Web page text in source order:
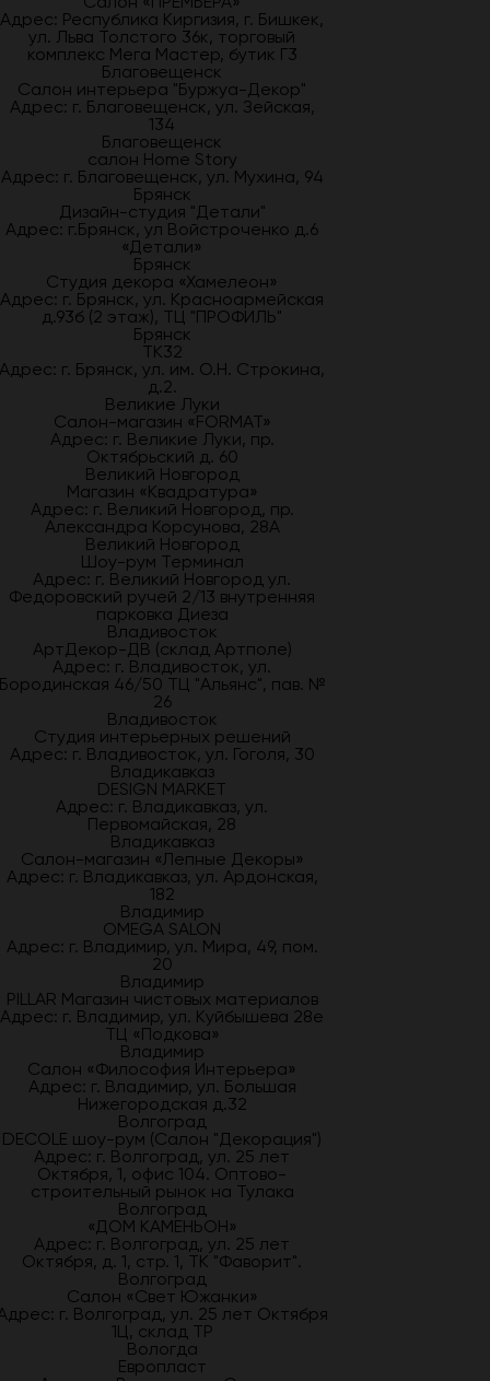
Адрес: Республика Киргизия, г. Бишкек,
ул. Льва Толстого 36к, торговый
комплекс Мега Мастер, бутик Г3
Благовещенск
Салон интерьера "Буржуа-Декор"
Адрес: г. Благовещенск, ул. Зейская,
134
Благовещенск
салон Home Story
Адрес: г. Благовещенск, ул. Мухина, 94
Брянск
Дизайн-студия "Детали"
Адрес: г.Брянск, ул Войстроченко д.6
«Детали»
Брянск
Студия декора «Хамелеон»
Адрес: г. Брянск, ул. Красноармейская
д.93б (2 этаж), ТЦ "ПРОФИЛЬ"
Брянск
ТК32
Адрес: г. Брянск, ул. им. О.Н. Строкина,
д.2.
Великие Луки
Салон-магазин «FORMAT»
Адрес: г. Великие Луки, пр.
Октябрьский д. 60
Великий Новгород
Магазин «Квадратура»
Адрес: г. Великий Новгород, пр.
Александра Корсунова, 28А
Великий Новгород
Шоу-рум Терминал
Адрес: г. Великий Новгород ул.
Федоровский ручей 2/13 внутренняя
парковка Диеза
Владивосток
АртДекор-ДВ (склад Артполе)
Адрес: г. Владивосток, ул.
46/50 ТЦ "Альянс", пав. №
26
Владивосток
Студия интерьерных решений
Адрес: г. Владивосток, ул. Гоголя, 30
Владикавказ
DESIGN MARKET
Адрес: г. Владикавказ, ул.
Первомайская, 28
Владикавказ
Салон-магазин «Лепные Декоры»
Адрес: г. Владикавказ, ул. Ардонская,
182
Владимир
OMEGA SALON
Адрес: г. Владимир, ул. Мира, 49, пом.
20
Владимир
PILLAR Магазин чистовых материалов
Адрес: г. Владимир, ул. Куйбышева 28е
ТЦ «Подкова»
Владимир
Салон «Философия Интерьера»
Адрес: г. Владимир, ул. Большая
Нижегородская д.32
Волгоград
DECOLE шоу-рум (Салон "Декорация")
Адрес: г. Волгоград, ул. 25 лет
Октября, 1, офис 104. Оптово-
строительный рынок на Тулака
Волгоград
«ДОМ КАМЕНЬОН»
Адрес: г. Волгоград, ул. 25 лет
Октября, д. 1, стр. 1, ТК "Фаворит".
Волгоград
Салон «Свет Южанки»
г. Волгоград, ул. 25 лет Октября
1Ц, склад ТР
Вологда
Европласт